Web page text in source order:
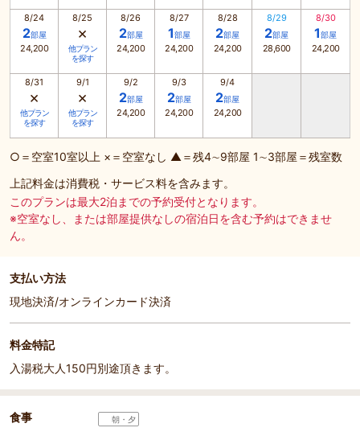
8/24
2部屋
24,200
8/25
×
他プラン
を探す
8/26
2部屋
24,200
8/27
1部屋
24,200
8/28
2部屋
24,200
8/29
2部屋
28,600
8/30
1部屋
24,200
8/31
×
他プラン
を探す
9/1
×
他プラン
を探す
9/2
2部屋
24,200
9/3
2部屋
24,200
9/4
2部屋
24,200
○＝空室10室以上 ×＝空室なし ▲＝残4∼9部屋 1∼3部屋＝残室数
上記料金は消費税・サービス料を含みます。
このプランは最大2泊までの予約受付となります。
※空室なし、または部屋提供なしの宿泊日を含む予約はできませ
ん。
支払い方法
現地決済/オンラインカード決済
料金特記
入湯税大人150円別途頂きます。
食事 朝・夕